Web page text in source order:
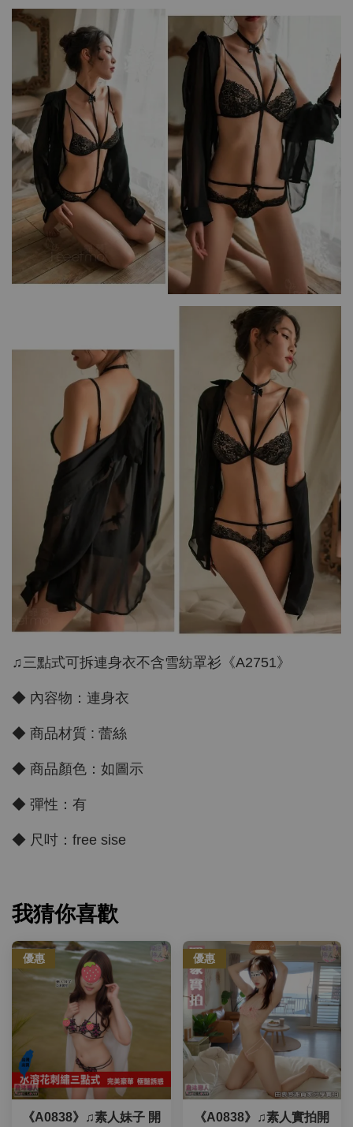
♫三點式可拆連身衣不含雪紡罩衫《A2751》
◆ 內容物：連身衣
◆ 商品材質 : 蕾絲
◆ 商品顏色：如圖示
◆ 彈性：有
◆ 尺吋：free sise
我猜你喜歡
優惠
《A0838》♫素人妹子 開
優惠
《A0838》♫素人實拍開